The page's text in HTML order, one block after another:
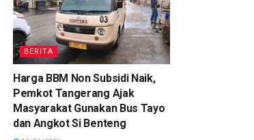
BERITA
Harga BBM Non Subsidi Naik,
Pemkot Tangerang Ajak
Masyarakat Gunakan Bus Tayo
dan Angkot Si Benteng